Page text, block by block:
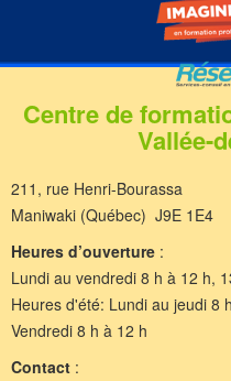
Centre de
Vallée-
211, rue Henri-Bourassa
Maniwaki (Québec) J9E 1E4
Heures d’ouverture :
Lundi au vendredi 8 h à 12 h,
Heures d'été: Lundi au jeudi 8
Vendredi 8 h à 12 h
Contact :